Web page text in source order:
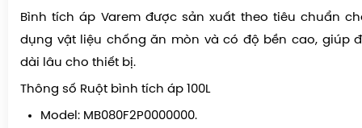
Bình tích áp Varem được sản xuất theo tiêu chuẩn
dụng vật liệu chống ăn mòn và có độ bền cao, giúp
dài lâu cho thiết bị.
Thông số Ruột bình tích áp 100L
Model: MB080F2P0000000.